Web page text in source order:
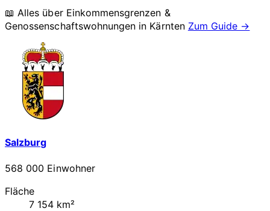
📖 Alles über Einkommensgrenzen &
Genossenschaftswohnungen in Kärnten Zum Guide →
Salzburg
568 000 Einwohner
Fläche
7 154 km²